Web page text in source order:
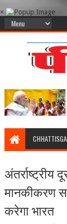
×
अंतर्राष्ट्रीय
मानकीकरण
करेगा भारत